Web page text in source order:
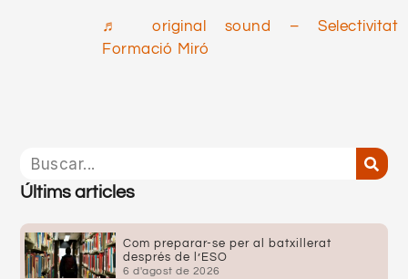
♬ original sound – Selectivitat
Formació Miró
Últims articles
Com preparar-se per al batxillerat
després de l’ESO
6 d'agost de 2026